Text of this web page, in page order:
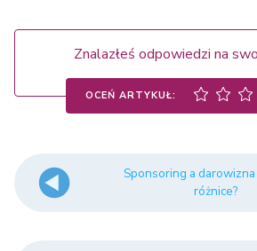
Znalazłeś odpowiedzi na
OCEŃ ARTYKUŁ:
Sponsoring a darowizna
różnice?